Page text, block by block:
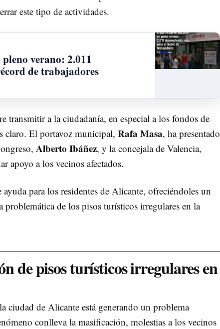
este tipo de actividades.
verano: 2.011
de trabajadores
transmitir a la ciudadanía, en especial a los fondos de
claro. El portavoz municipal, Rafa Masa, ha presentado
Alberto Ibáñez, y la concejala de Valencia,
apoyo a los vecinos afectados.
para los residentes de Alicante, ofreciéndoles un
de los pisos turísticos irregulares en la
de pisos turísticos irregulares en
ciudad de Alicante está generando un problema
conlleva la masificación, molestias a los vecinos